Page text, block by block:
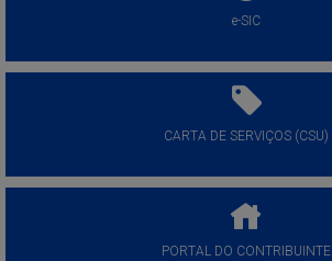
e-SIC
CARTA DE SERVIÇOS (CSU)
PORTAL DO CONTRIBUINTE